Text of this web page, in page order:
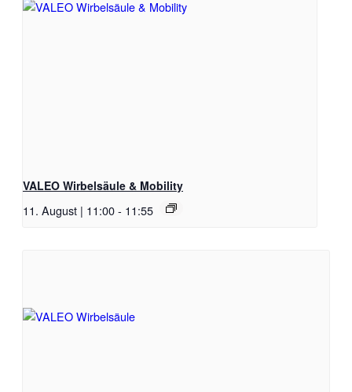
VALEO Wirbelsäule & Mobility
11. August | 11:00- 11:55